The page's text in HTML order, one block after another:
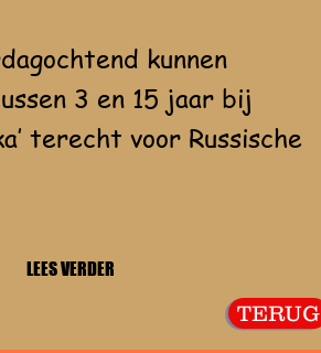
kunnen
3 en 15 jaar bij
terecht voor Russische
LEES VERDER
TERUG